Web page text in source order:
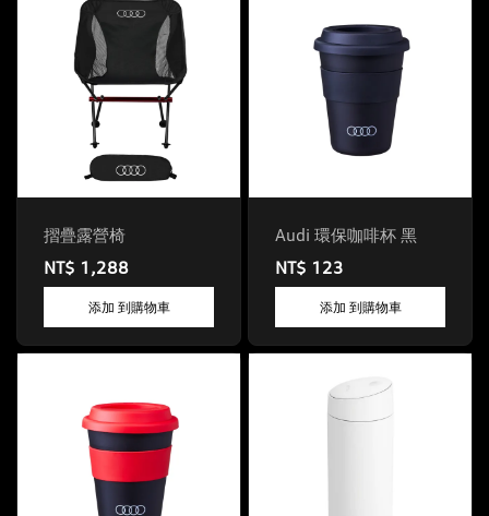
摺疊露營椅
NT$ 1,288
添加 到購物車
Audi 環保咖啡杯 黑
NT$ 123
添加 到購物車